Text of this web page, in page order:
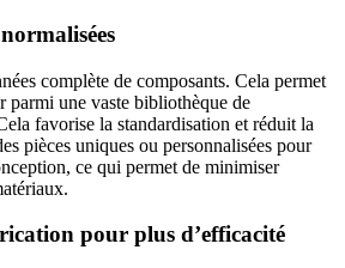
complète de composants. Cela permet
parmi une vaste bibliothèque de
favorise la standardisation et réduit la
pièces uniques ou personnalisées pour
ce qui permet de minimiser
pour plus d’efficacité